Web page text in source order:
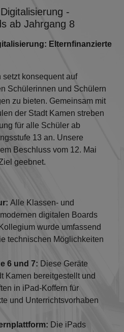
-
ab Jahrgang 8
Elternfinanzierte
setzt konsequent auf
Schülerinnen und Schülern
zu bieten. Gemeinsam mit
der Stadt Kamen streben
für alle Schüler ab
13 an. Unsere
Beschluss vom 12. Mai
geebnet.
Alle Klassen- und
digitalen Boards
wurde umfassend
technischen Möglichkeiten
6 und 7: Diese Geräte
Kamen bereitgestellt und
in iPad-Koffern für
und Unterrichtsvorhaben
Die iPads